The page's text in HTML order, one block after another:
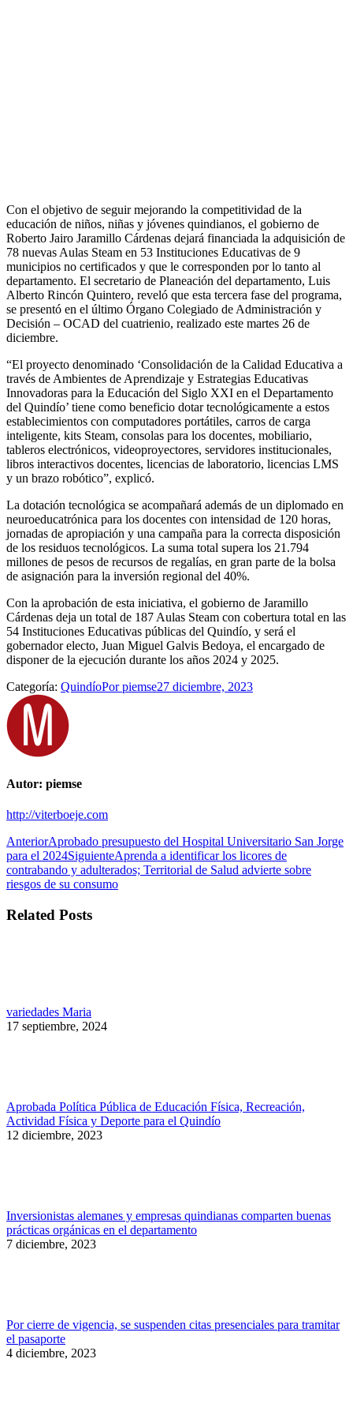
Con el objetivo de seguir mejorando la competitividad de la
educación de niños, niñas y jóvenes quindianos, el gobierno de
Roberto Jairo Jaramillo Cárdenas dejará financiada la adquisición de
78 nuevas Aulas Steam en 53 Instituciones Educativas de 9
municipios no certificados y que le corresponden por lo tanto al
departamento. El secretario de Planeación del departamento, Luis
Alberto Rincón Quintero, reveló que esta tercera fase del programa,
se presentó en el último Órgano Colegiado de Administración y
Decisión – OCAD del cuatrienio, realizado este martes 26 de
diciembre.
“El proyecto denominado ‘Consolidación de la Calidad Educativa a
través de Ambientes de Aprendizaje y Estrategias Educativas
Innovadoras para la Educación del Siglo XXI en el Departamento
del Quindío’ tiene como beneficio dotar tecnológicamente a estos
establecimientos con computadores portátiles, carros de carga
inteligente, kits Steam, consolas para los docentes, mobiliario,
tableros electrónicos, videoproyectores, servidores institucionales,
libros interactivos docentes, licencias de laboratorio, licencias LMS
y un brazo robótico”, explicó.
La dotación tecnológica se acompañará además de un diplomado en
neuroeducatrónica para los docentes con intensidad de 120 horas,
jornadas de apropiación y una campaña para la correcta disposición
de los residuos tecnológicos. La suma total supera los 21.794
millones de pesos de recursos de regalías, en gran parte de la bolsa
de asignación para la inversión regional del 40%.
Con la aprobación de esta iniciativa, el gobierno de Jaramillo
Cárdenas deja un total de 187 Aulas Steam con cobertura total en las
54 Instituciones Educativas públicas del Quindío, y será el
gobernador electo, Juan Miguel Galvis Bedoya, el encargado de
disponer de la ejecución durante los años 2024 y 2025.
Categoría: QuindíoPorpiemse27 diciembre, 2023
Autor: piemse
http://viterboeje.com
Navegación
entre
publicaciones
AnteriorPublicación
anterior:
Aprobado presupuesto del Hospital Universitario San Jorge
para el 2024SiguientePublicación
siguiente:
Aprenda a identificar los licores de
contrabando y adulterados; Territorial de Salud advierte sobre
riesgos de su consumo
Related Posts
variedades Maria
17 septiembre, 2024
Aprobada Política Pública de Educación Física, Recreación,
Actividad Física y Deporte para el Quindío
12 diciembre, 2023
Inversionistas alemanes y empresas quindianas comparten buenas
prácticas orgánicas en el departamento
7 diciembre, 2023
Por cierre de vigencia, se suspenden citas presenciales para tramitar
el pasaporte
4 diciembre, 2023